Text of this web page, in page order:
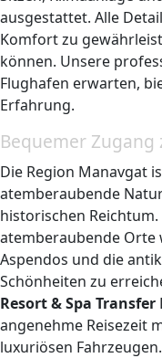
ausgestattet. Alle
Komfort zu
können. Unsere
Flughafen erwarten,
Erfahrung.
Bequemer Zugang
Die Region Manavgat
atemberaubende
historischen
atemberaubende Orte
Aspendos und die
Schönheiten zu
Resort & Spa Transfer
angenehme Reisezeit
luxuriösen Fahrzeugen.